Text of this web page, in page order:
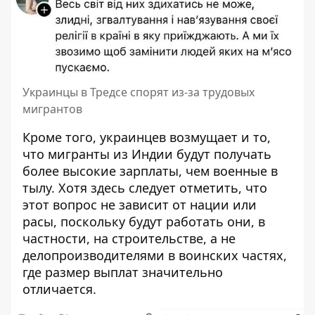
Украинцы в Тредсе спорят из-за трудовых
мигрантов
Кроме того, украинцев возмущает и то,
что мигранты из Индии будут получать
более высокие зарплаты, чем военные в
тылу. Хотя здесь следует отметить, что
этот вопрос не зависит от нации или
расы, поскольку будут работать они, в
частности, на строительстве, а не
делопроизводителями в воинских частях,
где размер выплат значительно
отличается.